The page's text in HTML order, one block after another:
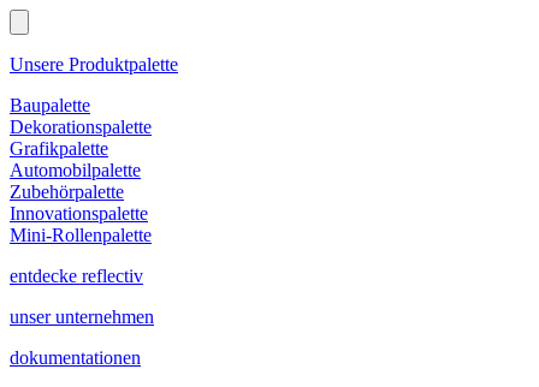
Unsere Produktpalette
Baupalette
Dekorationspalette
Grafikpalette
Automobilpalette
Zubehörpalette
Innovationspalette
Mini-Rollenpalette
entdecke reflectiv
unser unternehmen
dokumentationen